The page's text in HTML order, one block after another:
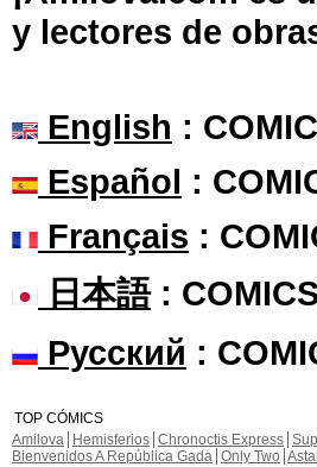
y lectores de
English :
Español :
Français :
日本語:
Русский :
TOP CÓMICS
Amilova
Hemisferios Chronoctis Express
Bienvenidos A República Gada Only Two